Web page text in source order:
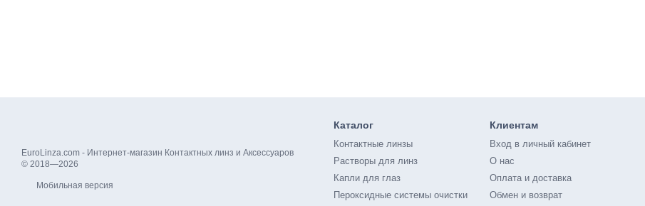
EuroLinza.com - Интернет-магазин Контактных линз и Аксессуаров
© 2018—2026
Мобильная версия
Каталог
Контактные линзы
Растворы для линз
Капли для глаз
Пероксидные системы очистки
Клиентам
Вход в личный кабинет
О нас
Оплата и доставка
Обмен и возврат